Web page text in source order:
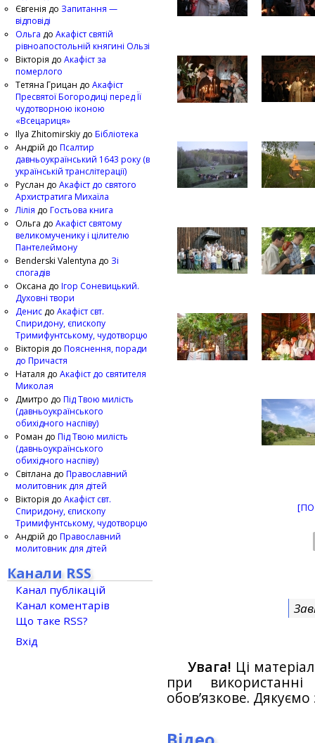
Увага! Ці
при
обов’язкове.
Євгенія до Запитання —
відповіді
Ольга до Акафіст святій
рівноапостольній княгині Ользі
Вікторія до Акафіст за
померлого
Тетяна Грицан до Акафіст
Пресвятої Богородиці перед Її
чудотворною іконою
«Всецариця»
Ilya Zhitomirskiy до Бібліотека
Андрій до Псалтир
давньоукраїнський 1643 року (в
українській транслітерації)
Руслан до Акафіст до святого
Архистратига Михаїла
Лілія до Гостьова книга
Ольга до Акафіст святому
великомученику і цілителю
Пантелеймону
Benderski Valentyna до Зі
спогадів
Оксана до Ігор Соневицький.
Духовні твори
Денис до Акафіст свт.
Спиридону, єпископу
Тримифунтському, чудотворцю
Вікторія до Пояснення, поради
до Причастя
Наталя до Акафіст до святителя
Миколая
Дмитро до Під Твою милість
(давньоукраїнського
обихідного наспіву)
Роман до Під Твою милість
(давньоукраїнського
обихідного наспіву)
Світлана до Православний
молитовник для дітей
Вікторія до Акафіст свт.
Спиридону, єпископу
Тримифунтському, чудотворцю
Андрій до Православний
молитовник для дітей
Канали RSS
Канал публікацій
Канал коментарів
Що таке RSS?
Вхід